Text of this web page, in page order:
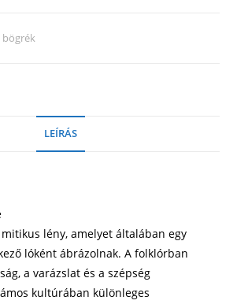
bögrék
LEÍRÁS
lény, amelyet általában egy
lóként ábrázolnak. A folklórban
a varázslat és a szépség
kultúrában különleges